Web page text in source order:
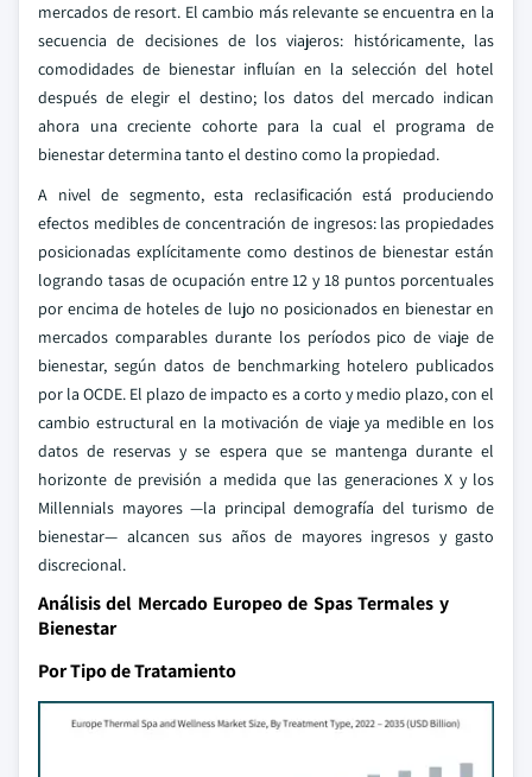
mercados de resort. El cambio más relevante se encuentra en la
secuencia de decisiones de los viajeros: históricamente, las
comodidades de bienestar influían en la selección del hotel
después de elegir el destino; los datos del mercado indican
ahora una creciente cohorte para la cual el programa de
bienestar determina tanto el destino como la propiedad.
A nivel de segmento, esta reclasificación está produciendo
efectos medibles de concentración de ingresos: las propiedades
posicionadas explícitamente como destinos de bienestar están
logrando tasas de ocupación entre 12 y 18 puntos porcentuales
por encima de hoteles de lujo no posicionados en bienestar en
mercados comparables durante los períodos pico de viaje de
bienestar, según datos de benchmarking hotelero publicados
por la OCDE. El plazo de impacto es a corto y medio plazo, con el
cambio estructural en la motivación de viaje ya medible en los
datos de reservas y se espera que se mantenga durante el
horizonte de previsión a medida que las generaciones X y los
Millennials mayores —la principal demografía del turismo de
bienestar— alcancen sus años de mayores ingresos y gasto
discrecional.
Análisis del Mercado Europeo de Spas Termales y
Bienestar
Por Tipo de Tratamiento